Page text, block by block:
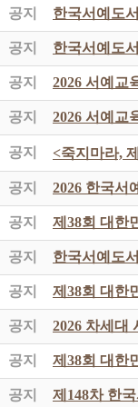
공지 한국서예도
공지 한국서예도
공지 2026 서예교
공지 2026 서예교
공지 <죽지마라,
공지 2026 한국서예
공지 제38회 대한
공지 한국서예도
공지 제38회 대한
공지 2026 차세대
공지 제38회 대한
공지 제148차 한